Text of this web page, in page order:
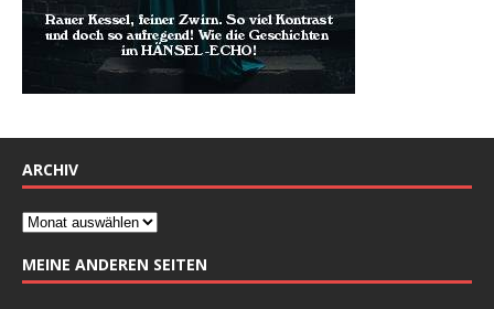
ARCHIV
MEINE ANDEREN SEITEN